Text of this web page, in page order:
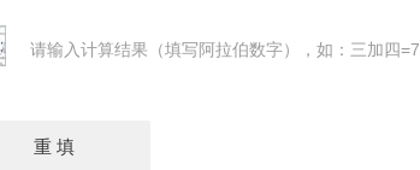
请输入计算结果（填写阿拉伯数字），如：三加四=7